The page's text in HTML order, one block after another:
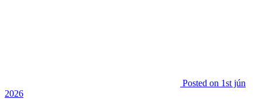
Posted on 1st jún
2026